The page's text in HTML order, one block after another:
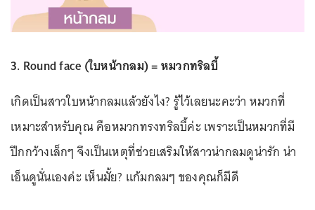
3. Round face (ใบหน้ากลม) = หมวกทริลบี้
เกิดเป็นสาวใบหน้ากลมแล้วยังไง? รู้ไว้เลยนะคะว่า หมวกที่
เหมาะสำหรับคุณ คือหมวกทรงทริลบี้ค่ะ เพราะเป็นหมวกที่มี
ปีกกว้างเล็กๆ จึงเป็นเหตุที่ช่วยเสริมให้สาวน่ากลมดูน่ารัก น่า
เอ็นดูนั่นเองค่ะ เห็นมั้ย? แก้มกลมๆ ของคุณก็มีดี